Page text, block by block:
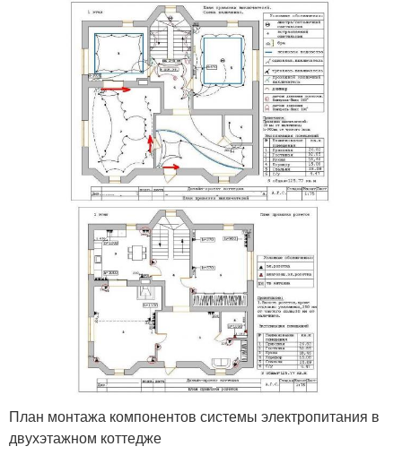
План монтажа компонентов системы электропитания в
двухэтажном коттедже